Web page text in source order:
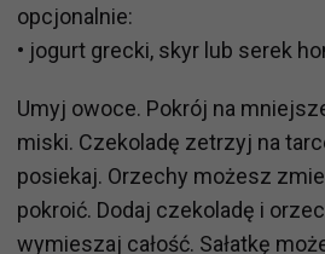
opcjonalnie:
• jogurt grecki, skyr lub serek
Umyj owoce. Pokrój na
miski. Czekoladę zetrzyj na
posiekaj. Orzechy możesz
pokroić. Dodaj czekoladę i
wymieszaj całość. Sałatkę